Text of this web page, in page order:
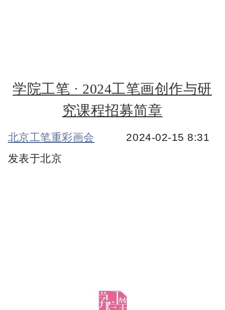
学院工笔 · 2024工笔画创作与研
究课程招募简章
北京工笔重彩画会
2024-02-15 8:31
发表于北京